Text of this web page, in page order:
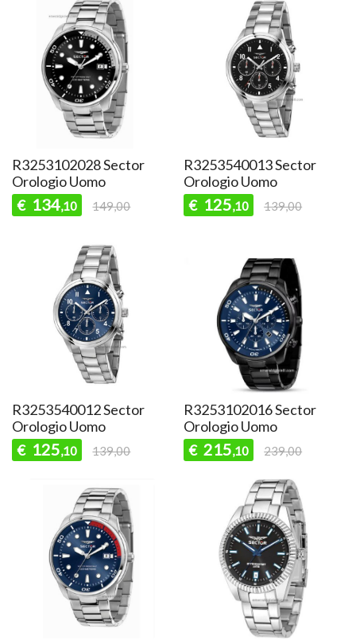
R3253102028 Sector
Orologio Uomo
€ 134,10 149,00
R3253540013 Sector
Orologio Uomo
€ 125,10 139,00
R3253540012 Sector
Orologio Uomo
€ 125,10 139,00
R3253102016 Sector
Orologio Uomo
€ 215,10 239,00